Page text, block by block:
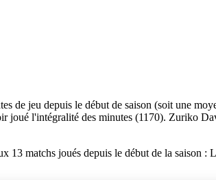
de jeu depuis le début de saison (soit une
joué l'intégralité des minutes (1170). Zuriko
13 matchs joués depuis le début de la